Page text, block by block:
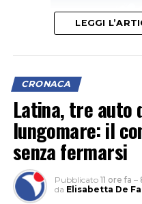
LEGGI
CRONACA
Latina, tre auto
lungomare: il
senza fermarsi
Pubblicato 11 ore fa –
da Elisabetta De